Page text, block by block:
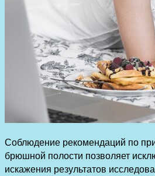
Соблюдение рекомендаций по
брюшной полости позволяет
искажения результатов